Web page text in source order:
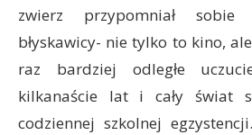
zwierz przypomniał
błyskawicy- nie tylko to kino,
raz bardziej odległe
kilkanaście lat i cały świat
codziennej szkolnej